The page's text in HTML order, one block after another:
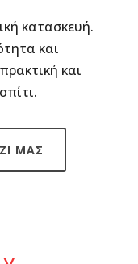
κατασκευή.
και
και
ΜΑΣ